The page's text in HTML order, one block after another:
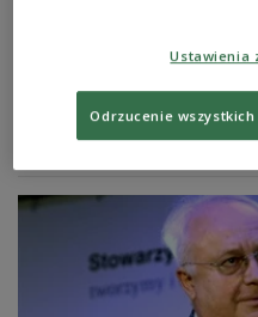
Piosenki Staśka Wielanka
Zobacz więcej na temat:
Ustawienia
Odrzucenie wszystkich